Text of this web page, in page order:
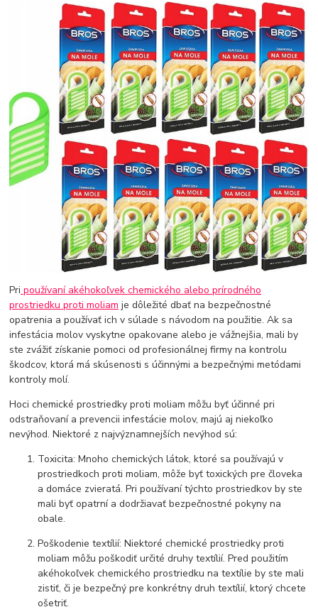
Pri používaní akéhokoľvek chemického alebo prírodného
prostriedku proti moliam je dôležité dbať na bezpečnostné
opatrenia a používať ich v súlade s návodom na použitie. Ak sa
infestácia molov vyskytne opakovane alebo je vážnejšia, mali by
ste zvážiť získanie pomoci od profesionálnej firmy na kontrolu
škodcov, ktorá má skúsenosti s účinnými a bezpečnými metódami
kontroly molí.
Hoci chemické prostriedky proti moliam môžu byť účinné pri
odstraňovaní a prevencii infestácie molov, majú aj niekoľko
nevýhod. Niektoré z najvýznamnejších nevýhod sú:
Toxicita: Mnoho chemických látok, ktoré sa používajú v
prostriedkoch proti moliam, môže byť toxických pre človeka
a domáce zvieratá. Pri používaní týchto prostriedkov by ste
mali byť opatrní a dodržiavať bezpečnostné pokyny na
obale.
Poškodenie textílií: Niektoré chemické prostriedky proti
moliam môžu poškodiť určité druhy textílií. Pred použitím
akéhokoľvek chemického prostriedku na textílie by ste mali
zistiť, či je bezpečný pre konkrétny druh textílií, ktorý chcete
ošetriť.